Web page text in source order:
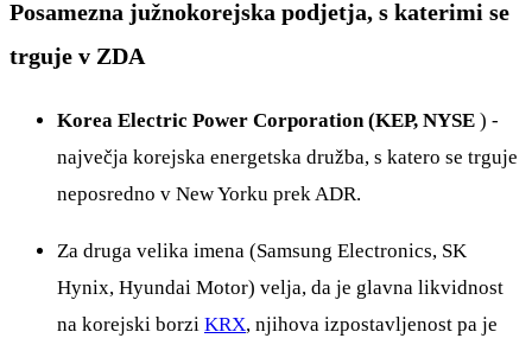
Posamezna južnokorejska podjetja, s katerimi se
trguje v ZDA
Korea Electric Power Corporation (KEP, NYSE ) -
največja korejska energetska družba, s katero se trguje
neposredno v New Yorku prek ADR.
Za druga velika imena (Samsung Electronics, SK
Hynix, Hyundai Motor) velja, da je glavna likvidnost
na korejski borzi KRX, njihova izpostavljenost pa je